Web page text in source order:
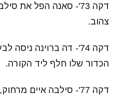
דקה 73'- סאנה הפל את
צהוב.
דקה 74'- דה ברוינה
הכדור שלו חלף ליד הקורה.
דקה 77'- סילבה איים